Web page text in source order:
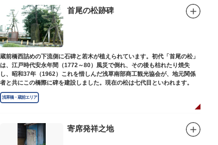
首尾の松跡碑
蔵前橋西詰めの下流側に石碑と若木が植えられています。初代「首尾の松」
は、江戸時代安永年間（1772～80）風災で倒れ、その後も枯れたり焼失
し、昭和37年（1962）これを惜しんだ浅草南部商工観光協会が、地元関係
者と共にこの橋際に碑を建設しました。現在の松は七代目といわれます。
浅草橋・蔵前エリア
寄席発祥之地